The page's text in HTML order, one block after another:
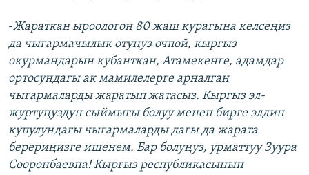
-Жараткан ыроологон 80 жаш курагына келсеңиз
да чыгармачылык отуңуз өчпөй, кыргыз
окурмандарын кубанткан, Атамекенге, адамдар
ортосундагы ак мамилелерге арналган
чыгармаларды жаратып жатасыз. Кыргыз эл-
журтуңуздун сыймыгы болуу менен бирге элдин
купулундагы чыгармаларды дагы да жарата
берериңизге ишенем. Бар болуңуз, урматтуу Зуура
Сооронбаевна! Кыргыз республикасынын